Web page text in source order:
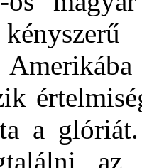
a glóriát.
az